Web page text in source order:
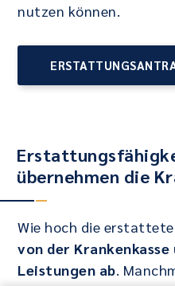
nutzen können.
übernehmen die
Wie hoch die erstattete
von der
Leistungen ab .